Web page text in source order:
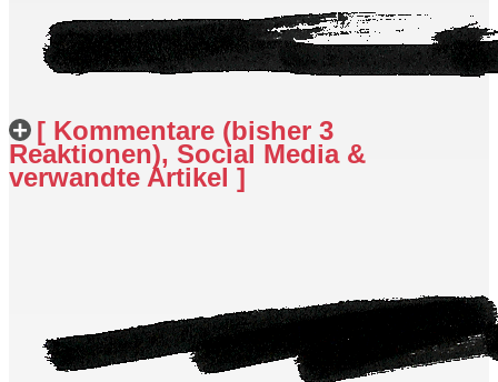
[ Kommentare (bisher 3
Reaktionen), Social Media &
verwandte Artikel ]